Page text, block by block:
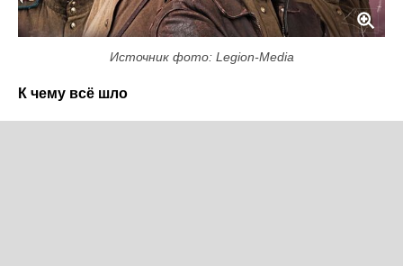
Источник фото: Legion-Media
К чему всё шло